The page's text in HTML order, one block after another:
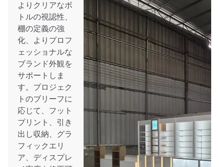
よりクリアなボ
トルの視認性、
棚の定義の強
化、よりプロフ
ェッショナルな
ブランド外観を
サポートしま
す。プロジェク
トのブリーフに
応じて、フット
プリント、引き
出し収納、グラ
フィックエリ
ア、ディスプレ